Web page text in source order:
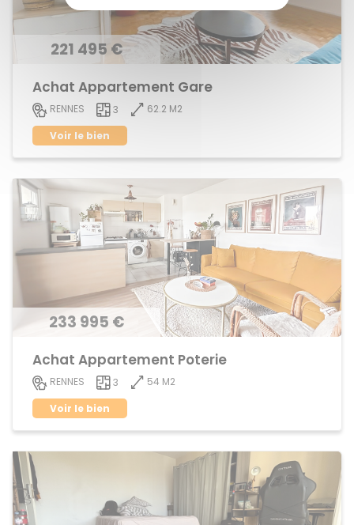
221 495 €
Achat Appartement Gare
RENNES 3
62.2 M2
Voir le bien
233 995 €
Achat Appartement Poterie
RENNES 3
54 M2
Voir le bien